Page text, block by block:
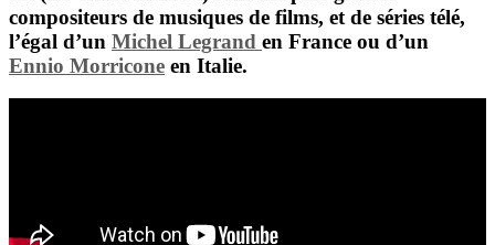
compositeurs de musiques de films, et de séries télé,
l’égal d’un Michel Legrand en France ou d’un
Ennio Morricone en Italie.